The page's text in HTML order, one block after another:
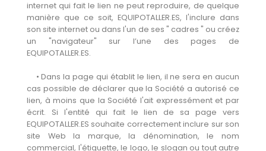
internet qui fait le lien ne peut reproduire, de quelque
manière que ce soit, EQUIPOTALLER.ES, l'inclure dans
son site internet ou dans l'un de ses " cadres " ou créez
un "navigateur" sur l’une des pages de
EQUIPOTALLER.ES.
• Dans la page qui établit le lien, il ne sera en aucun
cas possible de déclarer que la Société a autorisé ce
lien, à moins que la Société l'ait expressément et par
écrit. Si l'entité qui fait le lien de sa page vers
EQUIPOTALLER.ES souhaite correctement inclure sur son
site Web la marque, la dénomination, le nom
commercial, l'étiquette, le logo, le slogan ou tout autre